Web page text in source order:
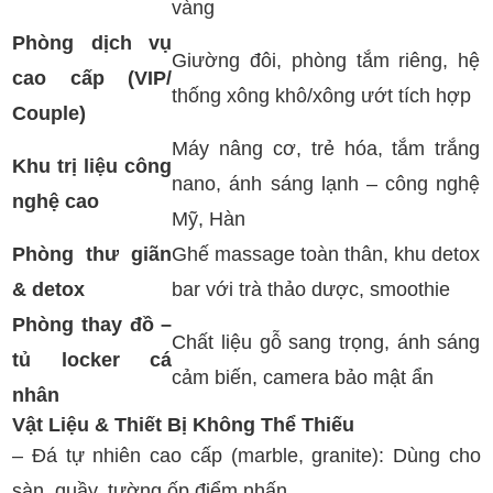
vàng
Phòng dịch vụ
cao cấp (VIP/
Couple)
Giường đôi, phòng tắm riêng, hệ
thống xông khô/xông ướt tích hợp
Khu trị liệu công
nghệ cao
Máy nâng cơ, trẻ hóa, tắm trắng
nano, ánh sáng lạnh – công nghệ
Mỹ, Hàn
Phòng thư giãn
& detox
Ghế massage toàn thân, khu detox
bar với trà thảo dược, smoothie
Phòng thay đồ –
tủ locker cá
nhân
Chất liệu gỗ sang trọng, ánh sáng
cảm biến, camera bảo mật ẩn
Vật Liệu & Thiết Bị Không Thể Thiếu
– Đá tự nhiên cao cấp (marble, granite): Dùng cho